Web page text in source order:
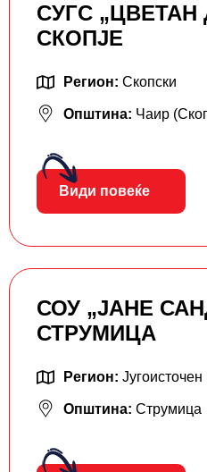
СУГС „ЦВЕТАН
СКОПЈЕ
Регион: Скопски
Општина: Чаир
Види повеќе
СОУ „ЈАНЕ
СТРУМИЦА
Регион: Југоисточен
Општина: Струмица